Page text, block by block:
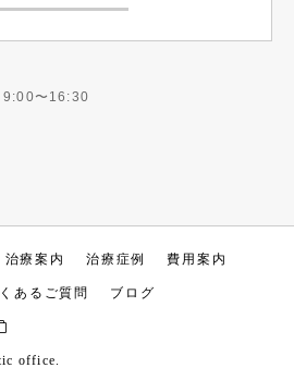
9:00〜16:30
治療案内 治療症例 費用案内
あるご質問 ブログ
office.